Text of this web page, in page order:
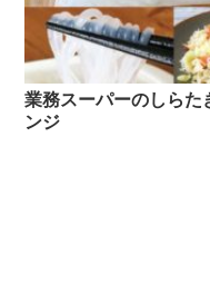
業務スーパーのしらた
ンジ